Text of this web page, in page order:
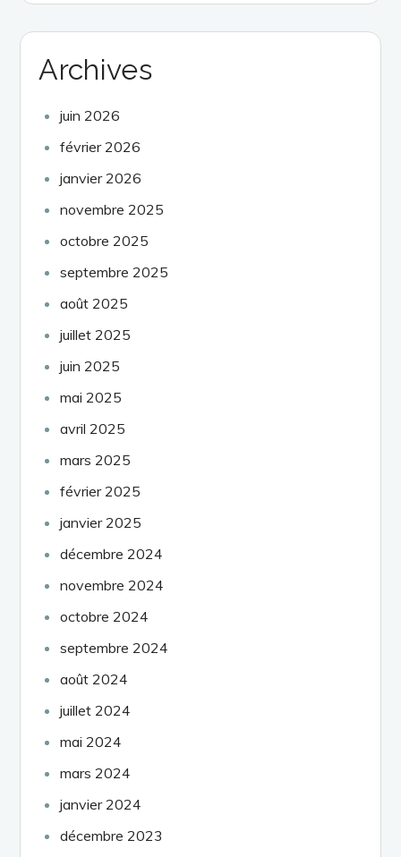
Archives
juin 2026
février 2026
janvier 2026
novembre 2025
octobre 2025
septembre 2025
août 2025
juillet 2025
juin 2025
mai 2025
avril 2025
mars 2025
février 2025
janvier 2025
décembre 2024
novembre 2024
octobre 2024
septembre 2024
août 2024
juillet 2024
mai 2024
mars 2024
janvier 2024
décembre 2023